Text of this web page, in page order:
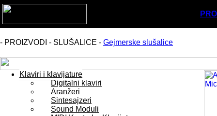
- PROIZVODI - SLUŠALICE - Gejmerske slušalice
Klaviri i klavijature
Digitalni klaviri
Aranžeri
Sintesajzeri
Sound Moduli